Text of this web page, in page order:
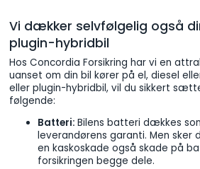
Vi dækker selvfølgelig også
plugin-hybridbil
Hos Concordia Forsikring har vi en
uanset om din bil kører på el, diesel
eller plugin-hybridbil, vil du sikkert
følgende:
Batteri:Bilens batteri dækkes
leverandørens garanti. Men sker
en kaskoskade også skade på
forsikringen begge dele.